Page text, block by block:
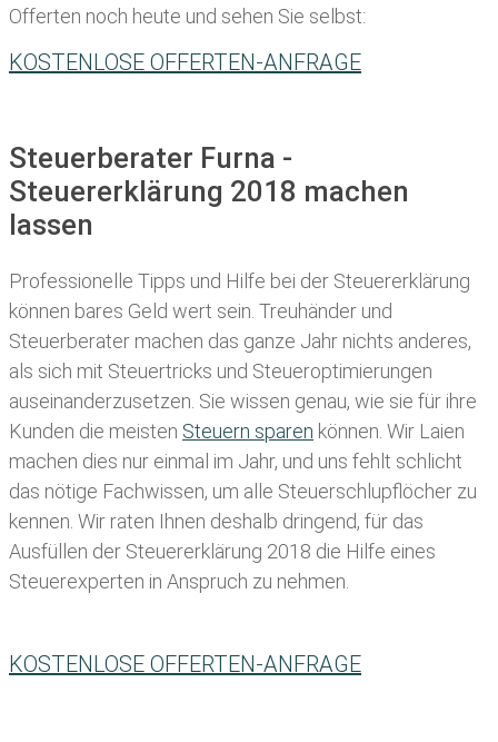
Offerten noch heute und sehen Sie selbst:
KOSTENLOSE OFFERTEN-ANFRAGE
Steuerberater Furna -
Steuererklärung 2018 machen
lassen
Professionelle Tipps und Hilfe bei der Steuererklärung
können bares Geld wert sein. Treuhänder und
Steuerberater machen das ganze Jahr nichts anderes,
als sich mit Steuertricks und Steueroptimierungen
auseinanderzusetzen. Sie wissen genau, wie sie für ihre
Kunden die meisten Steuern sparen können. Wir Laien
machen dies nur einmal im Jahr, und uns fehlt schlicht
das nötige Fachwissen, um alle Steuerschlupflöcher zu
kennen. Wir raten Ihnen deshalb dringend, für das
Ausfüllen der Steuererklärung 2018 die Hilfe eines
Steuerexperten in Anspruch zu nehmen.
KOSTENLOSE OFFERTEN-ANFRAGE